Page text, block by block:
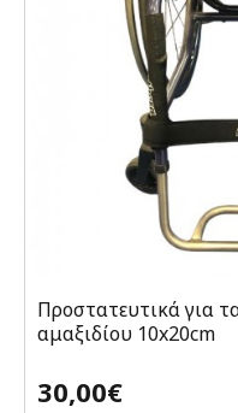
Προστατευτικά για
αμαξιδίου 10x20cm
30,00€